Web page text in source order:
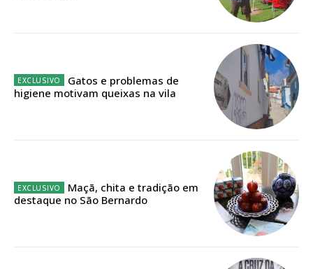
Sendo assinante terá acesso a todos os conteúdos exclusivos e versões
32 €
Gatos e problemas de
higiene motivam queixas na vila
Maçã, chita e tradição em
destaque no São Bernardo